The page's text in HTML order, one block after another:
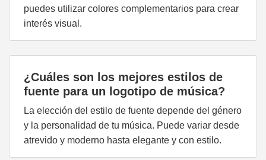
puedes utilizar colores complementarios para crear
interés visual.
¿Cuáles son los mejores estilos de
fuente para un logotipo de música?
La elección del estilo de fuente depende del género
y la personalidad de tu música. Puede variar desde
atrevido y moderno hasta elegante y con estilo.